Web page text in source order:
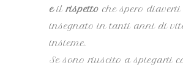
eilrispetto che spero diaverti
insegnato in tanti anni di
insieme.
Se sono riuscito a spiegarti